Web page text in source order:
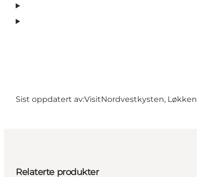
Sist oppdatert av:VisitNordvestkysten, Løkken
Relaterte produkter